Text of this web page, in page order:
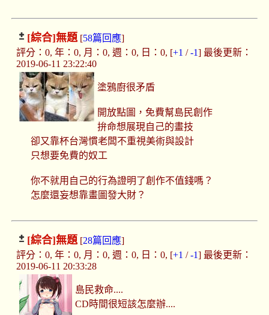
[綜合]無題[58篇回應]
評分：0, 年：0, 月：0, 週：0, 日：0, [+1 /-1] 最後更新：
2019-06-11 23:22:40
塗鴉廚很矛盾
開放點圖，免費幫島民創作
拚命想展現自己的畫技
卻又靠杯台灣慣老闆不重視美術與設計
只想要免費的奴工
你不就用自己的行為證明了創作不值錢嗎？
怎麼還妄想靠畫圖發大財？
[綜合]無題[28篇回應]
評分：0, 年：0, 月：0, 週：0, 日：0, [+1 /-1] 最後更新：
2019-06-11 20:33:28
島民救命....
CD時間很短該怎麼辦....